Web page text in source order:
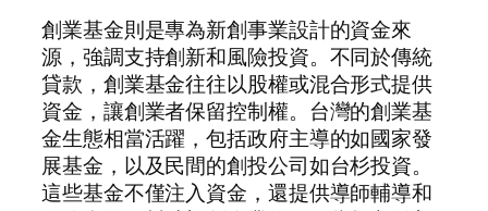
創業基金則是專為新創事業設計的資金來
源，強調支持創新和風險投資。不同於傳統
貸款，創業基金往往以股權或混合形式提供
資金，讓創業者保留控制權。台灣的創業基
金生態相當活躍，包括政府主導的如國家發
展基金，以及民間的創投公司如台杉投資。
這些基金不僅注入資金，還提供導師輔導和